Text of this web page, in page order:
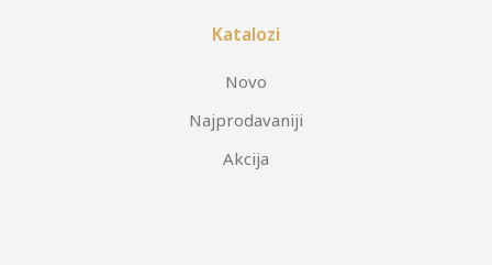
Katalozi
Novo
Najprodavaniji
Akcija